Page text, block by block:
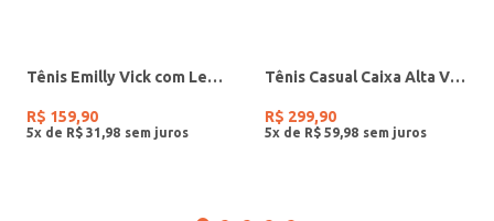
Tênis Emilly Vick com Led Infantil Para Menina - PRETO/PINK/BRANCO
R$ 159,90
5x de R$ 31 98
Tênis Casual Caixa Alta Via Marte Feminino BEGE/MARROM
R$ 299,90
5x de R$ 59 98